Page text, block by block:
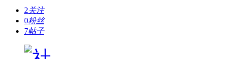
2关注
0粉丝
7帖子